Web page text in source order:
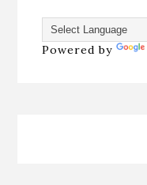
Powered by